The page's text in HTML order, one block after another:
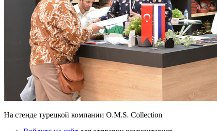
На стенде турецкой компании O.M.S. Collection